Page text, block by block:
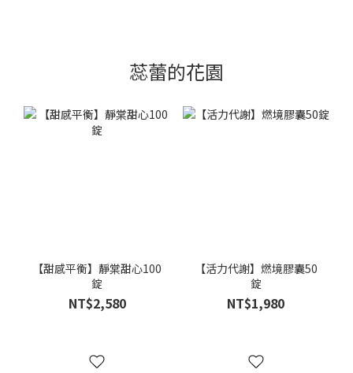
蕊蕾的花園
【甜感平衡】靜棠甜心100
錠
NT$2,580
【活力代謝】燃境膠囊50
錠
NT$1,980